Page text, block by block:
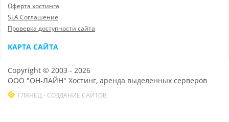
Оферта хостинга
SLA Соглашение
Проверка доступности сайта
КАРТА САЙТА
Copyright © 2003 - 2026
ООО "ОН-ЛАЙН" Хостинг, аренда выделенных серверов
ГЛЯНЕЦ - СОЗДАНИЕ САЙТОВ